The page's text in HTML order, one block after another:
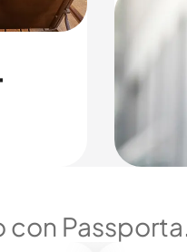
con Passporta.